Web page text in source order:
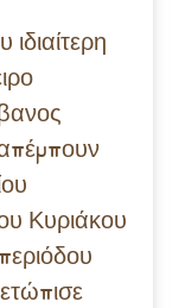
Κυριάκου